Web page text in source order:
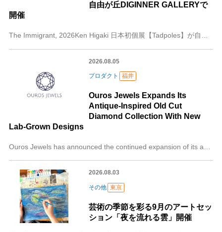
自由が丘DIGINNER GALLERYで
開催
2026.08.05
プロダクト 福井
Ouros Jewels Expands Its
Antique-Inspired Old Cut
Diamond Collection With New
Lab-Grown Designs
2026.08.03
その他 東京
芸術の季節を彩る9月のアートセッ
ション「夜を流れる雲」開催